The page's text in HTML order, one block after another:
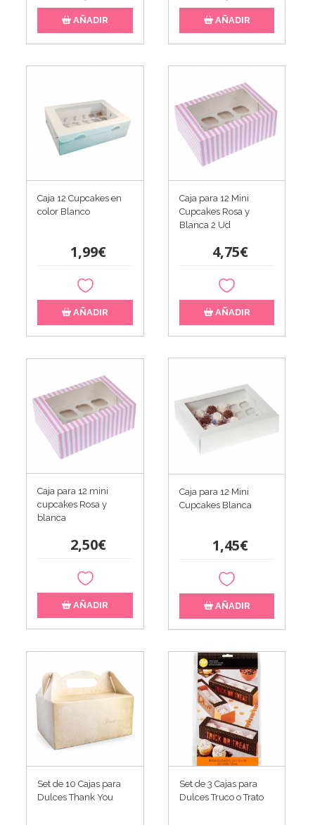
AÑADIR AÑADIR
Caja 12 Cupcakes en
color Blanco
1,99€
AÑADIR
Caja para 12 Mini
Cupcakes Rosa y
Blanca 2 Ud
4,75€
AÑADIR
Caja para 12 mini
cupcakes Rosa y
blanca
2,50€
AÑADIR
Caja para 12 Mini
Cupcakes Blanca
1,45€
AÑADIR
Set de 10 Cajas para
Dulces Thank You
Set de 3 Cajas para
Dulces Truco o Trato